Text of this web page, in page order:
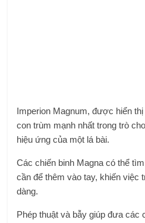
Imperion Magnum, được hiển
con trùm mạnh nhất trong trò
hiệu ứng của một lá bài.
Các chiến binh Magna có thể
cần để thêm vào tay, khiến việc
dàng.
Phép thuật và bẫy giúp đưa các